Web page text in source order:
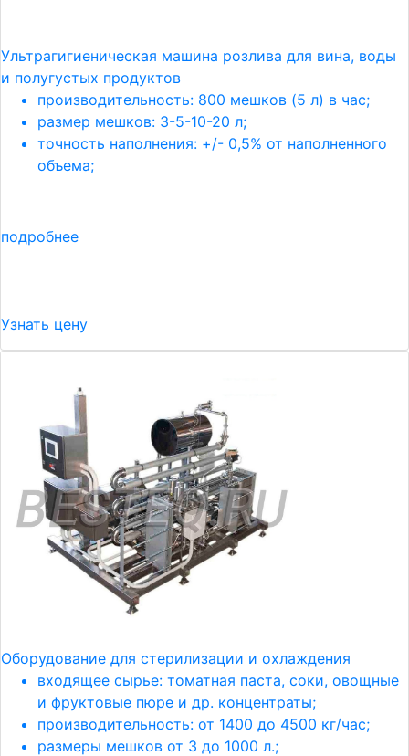
Ультрагигиеническая машина розлива для вина, воды
и полугустых продуктов
производительность: 800 мешков (5 л) в час;
размер мешков: 3-5-10-20 л;
точность наполнения: +/- 0,5% от наполненного
объема;
подробнее
Узнать цену
Оборудование для стерилизации и охлаждения
входящее сырье: томатная паста, соки, овощные
и фруктовые пюре и др. концентраты;
производительность: от 1400 до 4500 кг/час;
размеры мешков от 3 до 1000 л.;